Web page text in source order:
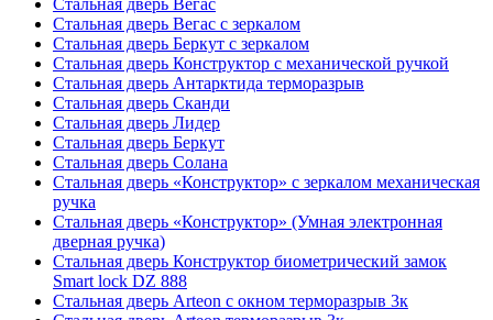
Стальная дверь Вегас
Стальная дверь Вегас с зеркалом
Стальная дверь Беркут с зеркалом
Стальная дверь Конструктор с механической ручкой
Стальная дверь Антарктида терморазрыв
Стальная дверь Сканди
Стальная дверь Лидер
Стальная дверь Беркут
Стальная дверь Солана
Стальная дверь «Конструктор» с зеркалом механическая
ручка
Стальная дверь «Конструктор» (Умная электронная
дверная ручка)
Стальная дверь Конструктор биометрический замок
Smart lock DZ 888
Стальная дверь Arteon с окном терморазрыв 3к